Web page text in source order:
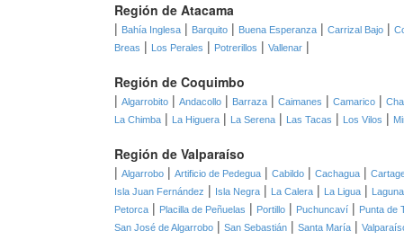
Región de Atacama
| Bahía Inglesa | Barquito | Buena Esperanza | Carrizal Bajo |
Breas | Los Perales | Potrerillos | Vallenar |
Región de Coquimbo
| Algarrobito | Andacollo | Barraza | Caimanes | Camarico |
La Chimba | La Higuera | La Serena | Las Tacas | Los Vilos |
Región de Valparaíso
| Algarrobo | Artificio de Pedegua | Cabildo | Cachagua |
Isla Juan Fernández | Isla Negra | La Calera | La Ligua |
Petorca | Placilla de Peñuelas | Portillo | Puchuncaví | Punta de
San José de Algarrobo | San Sebastián | Santa María |